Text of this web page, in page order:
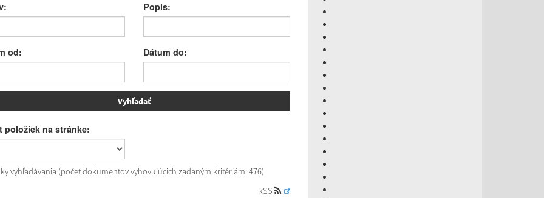
Popis:
od: Dátum do:
položiek na stránke:
vyhľadávania (počet dokumentov vyhovujúcich zadaným kritériám: 476)
RSS